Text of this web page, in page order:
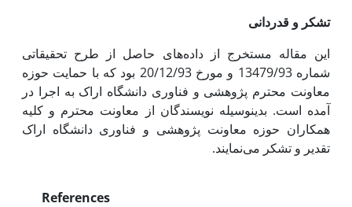
تشکر و قدردانی
این مقاله مستخرج از داده‌های حاصل از طرح تحقیقاتی
شماره 13479/93 و مورخ 20/12/93 بود که با حمایت حوزه
معاونت محترم پژوهشی و فناوری دانشگاه اراک به اجرا در
آمده است. بدین‏وسیله نویسندگان از معاونت محترم و کلیه
همکاران حوزه معاونت پژوهشی و فناوری دانشگاه اراک
تقدیر و تشکر می‌نمایند.
References